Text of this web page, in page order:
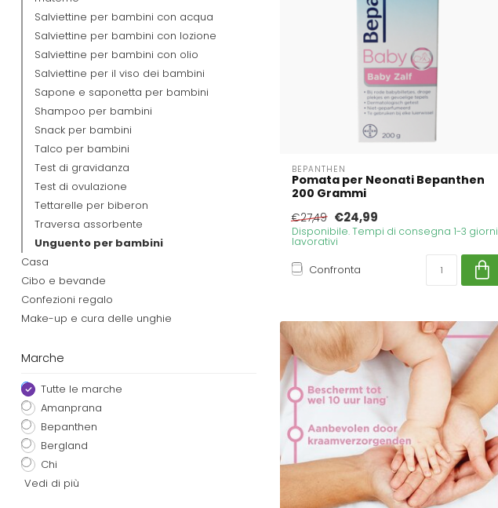
Salviettine per bambini con acqua
Salviettine per bambini con lozione
Salviettine per bambini con olio
Salviettine per il viso dei bambini
Sapone e saponetta per bambini
Shampoo per bambini
Snack per bambini
Talco per bambini
Test di gravidanza
Test di ovulazione
Tettarelle per biberon
Traversa assorbente
Unguento per bambini
Casa
Cibo e bevande
Confezioni regalo
Make-up e cura delle unghie
Marche
Tutte le marche
Amanprana
Bepanthen
Bergland
Chi
Vedi di più
BEPANTHEN
Pomata per Neonati Bepanthen
200 Grammi
€27,49 €24,99
Disponibile. Tempi di consegna 1-3 giorni
lavorativi
Confronta